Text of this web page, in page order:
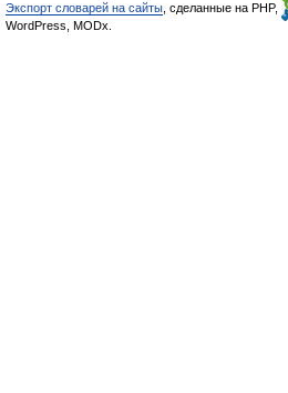
Экспорт словарей на сайты , сделанные на PHP,
WordPress, MODx.